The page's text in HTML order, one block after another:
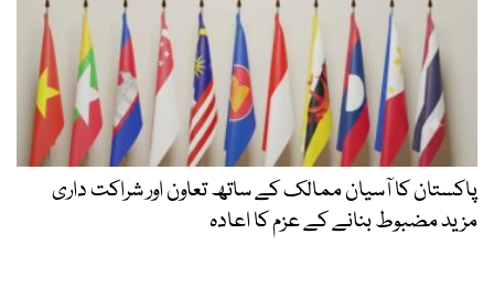
پاکستان کا آسیان ممالک کے ساتھ تعاون اور شراکت داری
مزید مضبوط بنانے کے عزم کا اعادہ